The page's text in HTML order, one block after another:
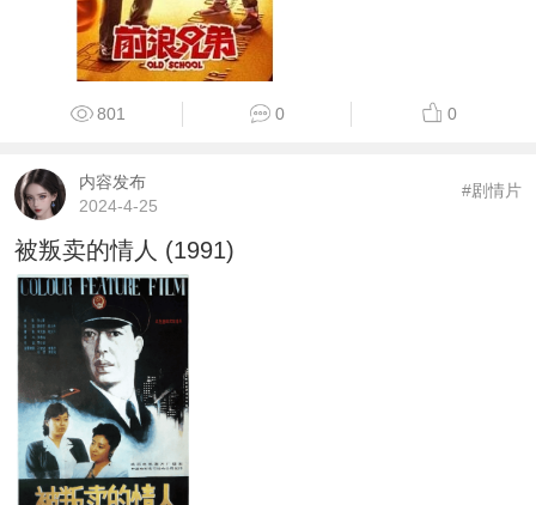
801 0 0
内容发布
2024-4-25
#剧情片
被叛卖的情人 (1991)